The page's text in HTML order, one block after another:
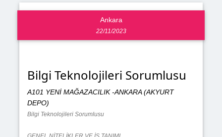
Ankara
22/11/2023
Bilgi Teknolojileri Sorumlusu
A101 YENİ MAĞAZACILIK -ANKARA (AKYURT
DEPO)
Bilgi Teknolojileri Sorumlusu